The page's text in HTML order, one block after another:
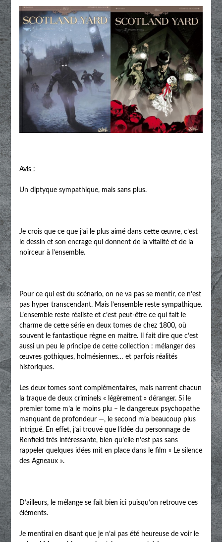
Avis :
Un diptyque sympathique, mais sans plus.
Je crois que ce que j’ai le plus aimé dans cette œuvre, c’est
le dessin et son encrage qui donnent de la vitalité et de la
noirceur à l’ensemble.
Pour ce qui est du scénario, on ne va pas se mentir, ce n’est
pas hyper transcendant. Mais l’ensemble reste sympathique.
L’ensemble reste réaliste et c’est peut-être ce qui fait le
charme de cette série en deux tomes de chez 1800, où
souvent le fantastique règne en maitre. Il fait dire que c’est
aussi un peu le principe de cette collection : mélanger des
œuvres gothiques, holmésiennes… et parfois réalités
historiques.
Les deux tomes sont complémentaires, mais narrent chacun
la traque de deux criminels « légèrement » déranger. Si le
premier tome m’a le moins plu – le dangereux psychopathe
manquant de profondeur —, le second m’a beaucoup plus
intrigué. En effet, j’ai trouvé que l’idée du personnage de
Renfield très intéressante, bien qu’elle n’est pas sans
rappeler quelques idées mit en place dans le film « Le silence
des Agneaux ».
D’ailleurs, le mélange se fait bien ici puisqu’on retrouve ces
éléments.
Je mentirai en disant que je n’ai pas été heureuse de voir le